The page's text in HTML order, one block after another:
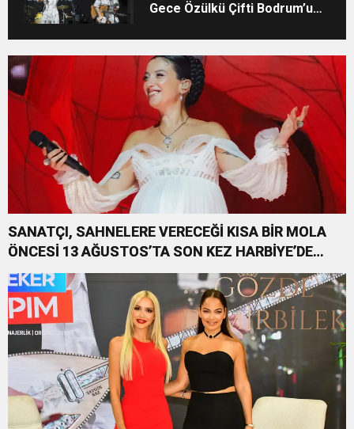
Gece Özülkü Çifti Bodrum’u
SANATÇI, SAHNELERE VERECEĞİ KISA BİR MOLA
ÖNCESİ 13 AĞUSTOS’TA SON KEZ HARBİYE’DE
OLACAK!